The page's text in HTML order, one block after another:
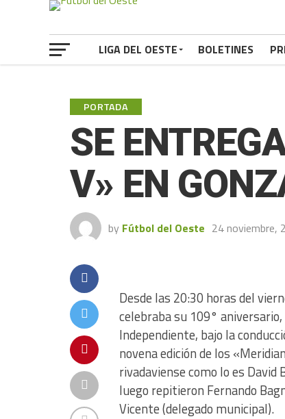
LIGA DEL OESTE BOLETINES
PORTADA
SE
V» EN
by Fútbol del Oeste 24 noviembre,
Desde las 20:30 horas del
celebraba su 109°
Independiente, bajo la
novena edición de los
rivadaviense como lo es
luego repitieron Fernando
Vicente (delegado municipal).